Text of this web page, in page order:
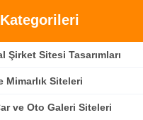
Kategorileri
Şirket Sitesi Tasarımları
Mimarlık Siteleri
ve Oto Galeri Siteleri